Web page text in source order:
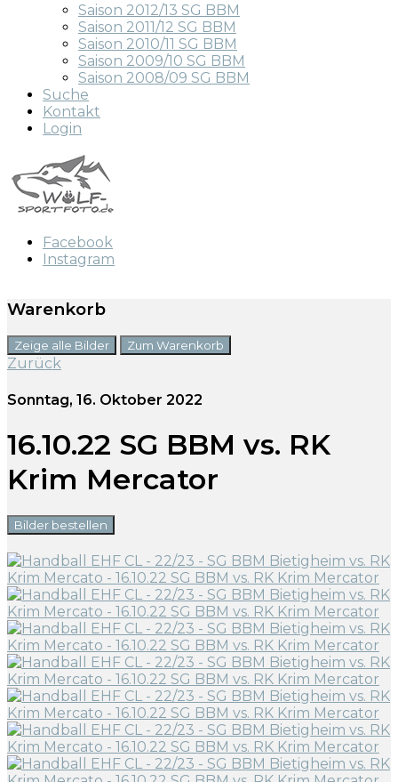
Saison 2012/13 SG BBM
Saison 2011/12 SG BBM
Saison 2010/11 SG BBM
Saison 2009/10 SG BBM
Saison 2008/09 SG BBM
Suche
Kontakt
Login
Facebook
Instagram
Warenkorb
Zeige alle Bilder Zum Warenkorb
Zurück
Sonntag, 16. Oktober 2022
16.10.22 SG BBM vs. RK
Krim Mercator
Bilder bestellen